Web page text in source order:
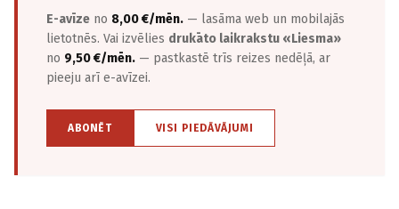
E-avīze no 8,00 €/mēn. — lasāma web un mobilajās
lietotnēs. Vai izvēlies drukāto laikrakstu «Liesma»
no 9,50 €/mēn. — pastkastē trīs reizes nedēļā, ar
pieeju arī e-avīzei.
ABONĒT VISI PIEDĀVĀJUMI